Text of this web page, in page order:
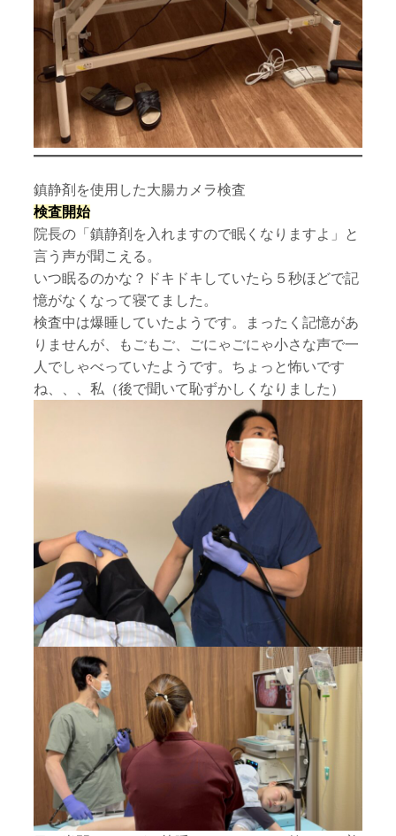
鎮静剤を使用した大腸カメラ検査
検査開始
院長の「鎮静剤を入れますので眠くなりますよ」と
言う声が聞こえる。
いつ眠るのかな？ドキドキしていたら５秒ほどで記
憶がなくなって寝てました。
検査中は爆睡していたようです。まったく記憶があ
りませんが、もごもご、ごにゃごにゃ小さな声で一
人でしゃべっていたようです。ちょっと怖いです
ね、、、私（後で聞いて恥ずかしくなりました）